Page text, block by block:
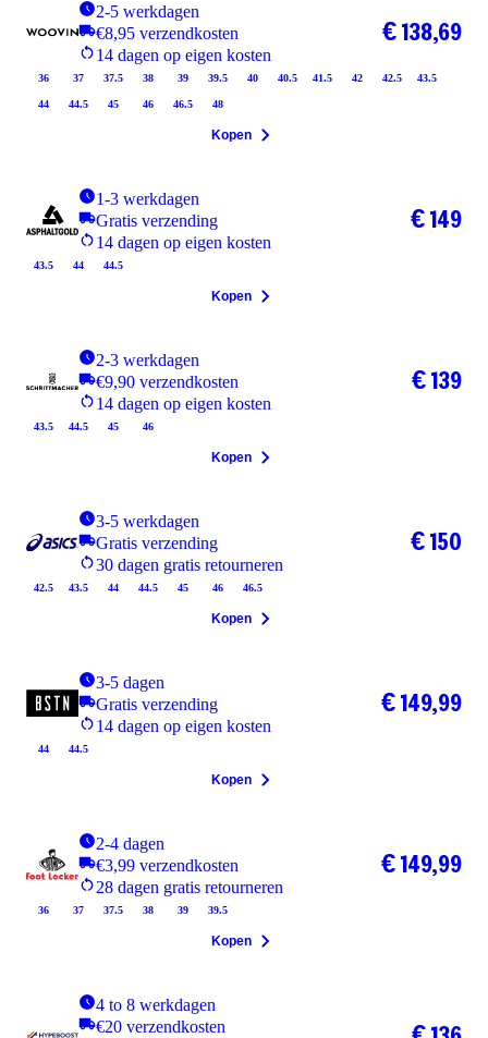
2-5 werkdagen
€8,95 verzendkosten
14 dagen op eigen kosten
36 37 37.5 38 39 39.5 40 40.5 41.5 42 42.5 43.5
44 44.5 45 46 46.5 48
€ 138,69
Kopen
1-3 werkdagen
Gratis verzending
14 dagen op eigen kosten
43.5 44 44.5
€ 149
Kopen
2-3 werkdagen
€9,90 verzendkosten
14 dagen op eigen kosten
43.5 44.5 45 46
€ 139
Kopen
3-5 werkdagen
Gratis verzending
30 dagen gratis retourneren
42.5 43.5 44 44.5 45 46 46.5
€ 150
Kopen
3-5 dagen
Gratis verzending
14 dagen op eigen kosten
44 44.5
€ 149,99
Kopen
2-4 dagen
€3,99 verzendkosten
28 dagen gratis retourneren
36 37 37.5 38 39 39.5
€ 149,99
Kopen
4 to 8 werkdagen
€20 verzendkosten